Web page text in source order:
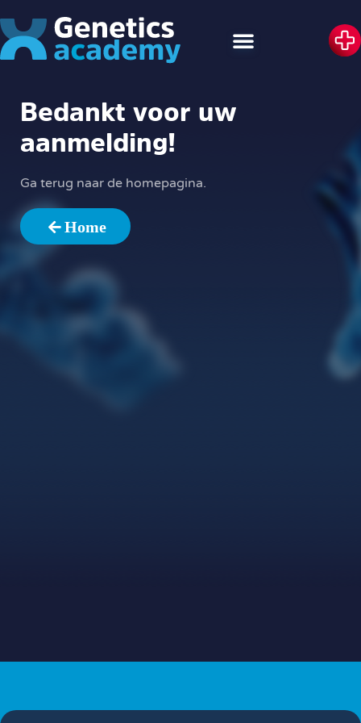
Bedankt voor uw
aanmelding!
Ga terug naar de homepagina.
Home